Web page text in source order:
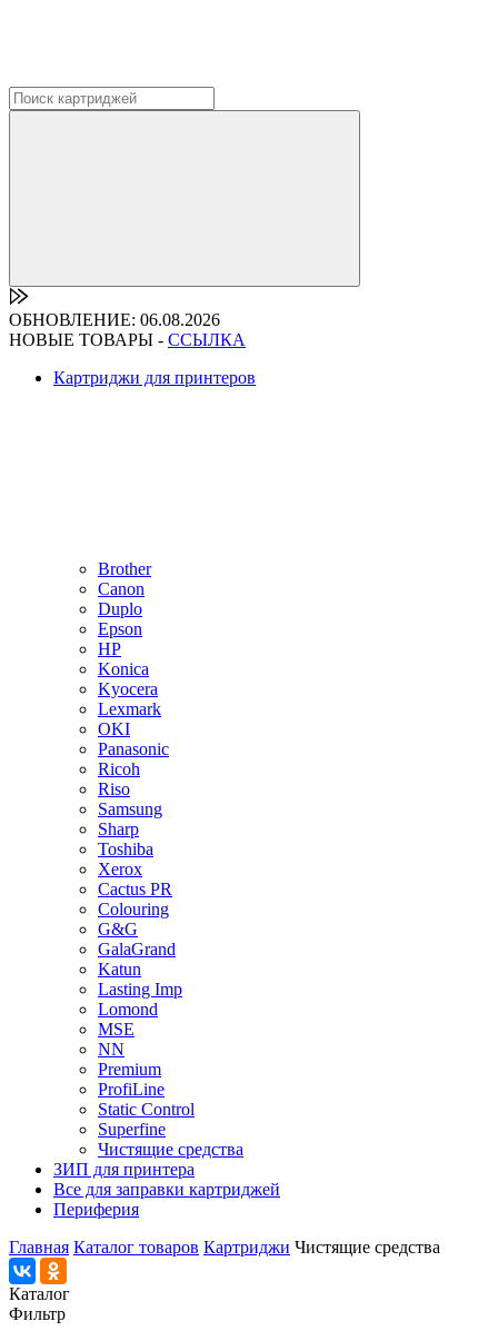
ОБНОВЛЕНИЕ: 06.08.2026
НОВЫЕ ТОВАРЫ - ССЫЛКА
Картриджи для принтеров
Brother
Canon
Duplo
Epson
HP
Konica
Kyocera
Lexmark
OKI
Panasonic
Ricoh
Riso
Samsung
Sharp
Toshiba
Xerox
Cactus PR
Colouring
G&G
GalaGrand
Katun
Lasting Imp
Lomond
MSE
NN
Premium
ProfiLine
Static Control
Superfine
Чистящие средства
ЗИП для принтера
Все для заправки картриджей
Периферия
Главная Каталог товаров Картриджи Чистящие средства
Каталог
Фильтр